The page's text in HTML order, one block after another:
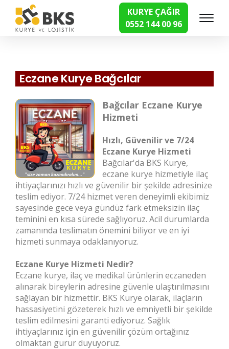
KURYE ÇAĞIR
0552 144 00 96
Hızlı Kurye Hizmetleri
Eczane Kurye Bağcılar
Bağcılar Eczane Kurye
Hizmeti
Hızlı, Güvenilir ve 7/24
Eczane Kurye Hizmeti
Bağcılar'da BKS Kurye,
eczane kurye hizmetiyle ilaç
ihtiyaçlarınızı hızlı ve güvenilir bir şekilde adresinize
teslim ediyor. 7/24 hizmet veren deneyimli ekibimiz
sayesinde gece veya gündüz fark etmeksizin ilaç
teminini en kısa sürede sağlıyoruz. Acil durumlarda
zamanında teslimatın önemini biliyor ve en iyi
hizmeti sunmaya odaklanıyoruz.
Eczane Kurye Hizmeti Nedir?
Eczane kurye, ilaç ve medikal ürünlerin eczaneden
alınarak bireylerin adresine güvenle ulaştırılmasını
sağlayan bir hizmettir. BKS Kurye olarak, ilaçların
hassasiyetini gözeterek hızlı ve emniyetli bir şekilde
teslim edilmesini garanti ediyoruz. Sağlık
ihtiyaçlarınız için en güvenilir çözüm ortağınız
olmaktan gurur duyuyoruz.